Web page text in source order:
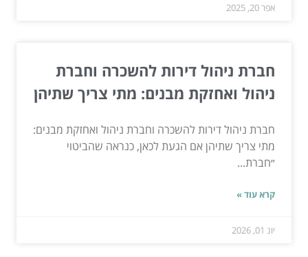
אפר 20, 2025
חברת ניהול דירות להשכרה וחברת
ניהול ואחזקת מבנים: מתי צריך שתיהן
חברת ניהול דירות להשכרה וחברת ניהול ואחזקת מבנים:
מתי צריך שתיהן אם הגעת לכאן, כנראה שהביטוי
״חברת...
קרא עוד »
יונ 01, 2026